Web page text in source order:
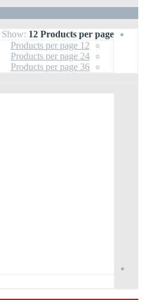
Show: 12 Products per page
12 Products per page
24 Products per page
36 Products per page